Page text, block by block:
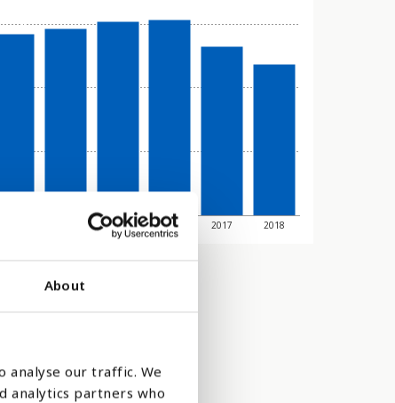
About
analyse our traffic. We
analytics partners who
2015 2016 2017 2018